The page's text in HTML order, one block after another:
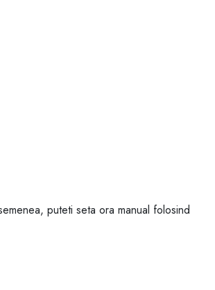
puteti seta ora manual folosind